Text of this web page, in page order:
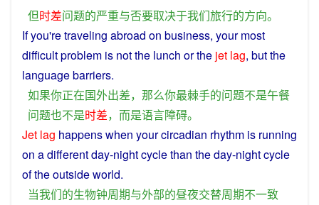
但时差问题的严重与否要取决于我们旅行的方向。
Ifyou'retraveling abroad on business, yourmost
difficultproblem is notthe lunch orthe jet lag, butthe
languagebarriers.
如果你正在国外出差， 那么你最棘手的问题不是午餐
问题也不是时差， 而是语言障碍。
Jet lag happenswhen yourcircadian rhythm is running
on a differentday-nightcyclethan the day-nightcycle
oftheoutsideworld.
当我们的生物钟周期与外部的昼夜交替周期不一致